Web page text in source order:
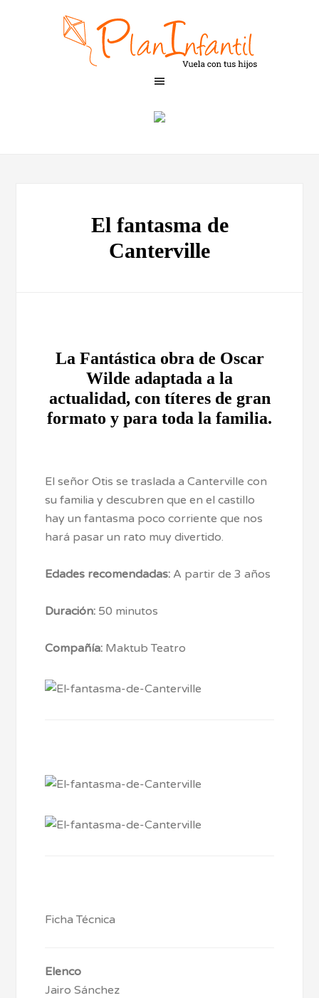
El fantasma de
Canterville
La Fantástica obra de Oscar
Wilde adaptada a la
actualidad, con títeres de gran
formato y para toda la familia.
El señor Otis se traslada a Canterville con
su familia y descubren que en el castillo
hay un fantasma poco corriente que nos
hará pasar un rato muy divertido.
Edades recomendadas: A partir de 3 años
Duración: 50 minutos
Compañía: Maktub Teatro
Ficha Técnica
Elenco
Jairo Sánchez